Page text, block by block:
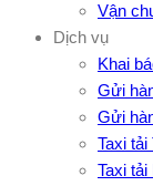
Vận
Dịch vụ
Khai
Gửi
Gửi
Taxi tải
Taxi tải